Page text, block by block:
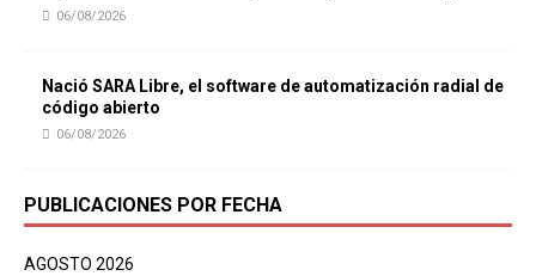
06/08/2026
Nació SARA Libre, el software de automatización radial de
código abierto
06/08/2026
PUBLICACIONES POR FECHA
AGOSTO 2026